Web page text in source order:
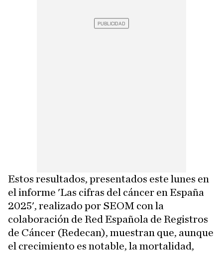
Estos resultados, presentados este lunes en
el informe 'Las cifras del cáncer en España
2025', realizado por SEOM con la
colaboración de Red Española de Registros
de Cáncer (Redecan), muestran que, aunque
el crecimiento es notable, la mortalidad,